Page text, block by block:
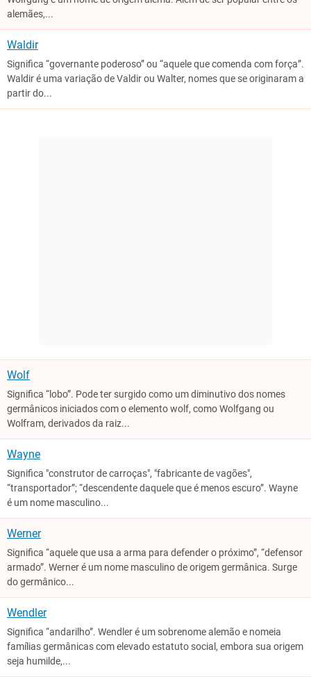
alemães,...
Waldir
Significa “governante poderoso” ou “aquele que comenda com força”.
Waldir é uma variação de Valdir ou Walter, nomes que se originaram a
partir do...
Wolf
Significa “lobo”. Pode ter surgido como um diminutivo dos nomes
germânicos iniciados com o elemento wolf, como Wolfgang ou
Wolfram, derivados da raiz...
Wayne
Significa "construtor de carroças", "fabricante de vagões",
“transportador”; “descendente daquele que é menos escuro”. Wayne
é um nome masculino...
Werner
Significa “aquele que usa a arma para defender o próximo”, “defensor
armado”. Werner é um nome masculino de origem germânica. Surge
do germânico...
Wendler
Significa “andarilho”. Wendler é um sobrenome alemão e nomeia
famílias germânicas com elevado estatuto social, embora sua origem
seja humilde,...